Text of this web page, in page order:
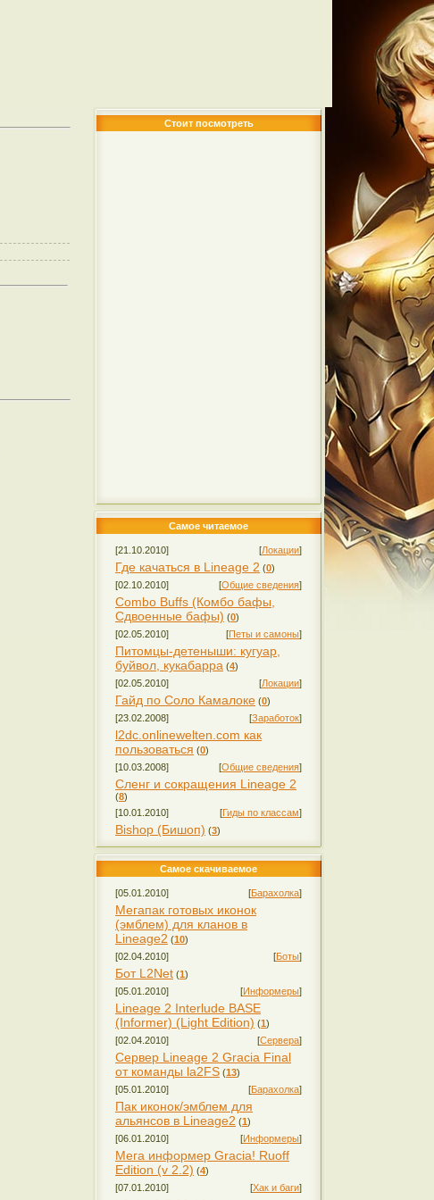
Стоит посмотреть
Самое читаемое
[21.10.2010] [Локации]
Где качаться в Lineage 2 (0)
[02.10.2010]
[Общие сведения]
Combo Buffs (Комбо бафы,
Сдвоенные бафы) (0)
[02.05.2010]
[Петы и самоны]
Питомцы-детеныши: кугуар,
буйвол, кукабарра (4)
[02.05.2010]
[Локации]
Гайд по Соло Камалоке (0)
[23.02.2008]
[Заработок]
l2dc.onlinewelten.com как
пользоваться (0)
[10.03.2008]
[Общие сведения]
Сленг и сокращения Lineage 2
(8)
[10.01.2010]
[Гиды по классам]
Bishop (Бишоп) (3)
Самое скачиваемое
[05.01.2010] [Барахолка]
Мегапак готовых иконок
(эмблем) для кланов в
Lineage2 (10)
[02.04.2010]
[Боты]
Бот L2Net (1)
[05.01.2010]
[Информеры]
Lineage 2 Interlude BASE
(Informer) (Light Edition) (1)
[02.04.2010]
[Сервера]
Сервер Lineage 2 Gracia Final
от команды la2FS (13)
[05.01.2010]
[Барахолка]
Пак иконок/эмблем для
альянсов в Lineage2 (1)
[06.01.2010]
[Информеры]
Мега информер Gracia! Ruoff
Edition (v 2.2) (4)
[07.01.2010]
[Хак и баги]